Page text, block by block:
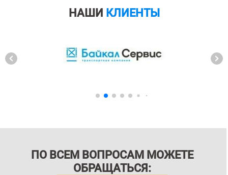
НАШИ КЛИЕНТЫ
ПО ВСЕМ ВОПРОСАМ МОЖЕТЕ
ОБРАЩАТЬСЯ: